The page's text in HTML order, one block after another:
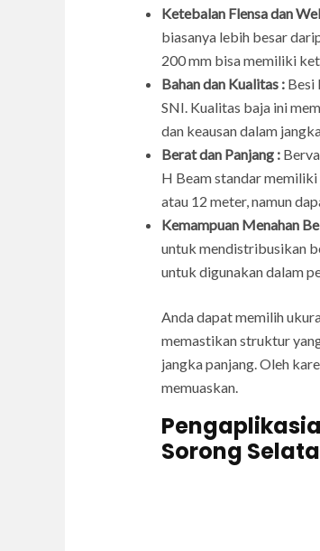
Ketebalan Flensa dan
biasanya lebih besar
200 mm bisa memiliki
Bahan dan Kualitas :Besi
SNI. Kualitas baja ini
dan keausan dalam
Berat dan Panjang :
H Beam standar
atau 12 meter, namun
Kemampuan Menahan
untuk mendistribusikan
untuk digunakan dalam
Anda dapat memilih
memastikan struktur
jangka panjang. Oleh
memuaskan.
Sorong